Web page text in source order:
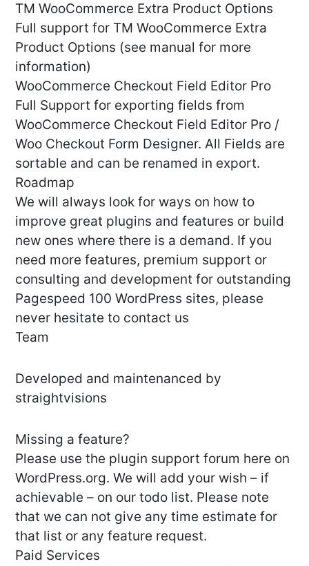
TM WooCommerce Extra Product Options
Full support for TM WooCommerce Extra
Product Options (see manual for more
information)
WooCommerce Checkout Field Editor Pro
Full Support for exporting fields from
WooCommerce Checkout Field Editor Pro /
Woo Checkout Form Designer. All Fields are
sortable and can be renamed in export.
Roadmap
We will always look for ways on how to
improve great plugins and features or build
new ones where there is a demand. If you
need more features, premium support or
consulting and development for outstanding
Pagespeed 100 WordPress sites, please
never hesitate to contact us
Team
Developed and maintenanced by
straightvisions
Missing a feature?
Please use the plugin support forum here on
WordPress.org. We will add your wish – if
achievable – on our todo list. Please note
that we can not give any time estimate for
that list or any feature request.
Paid Services